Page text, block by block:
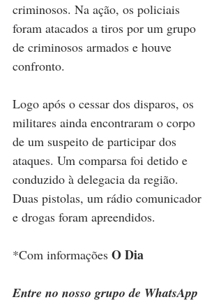
criminosos. Na ação, os policiais
foram atacados a tiros por um grupo
de criminosos armados e houve
confronto.
Logo após o cessar dos disparos, os
militares ainda encontraram o corpo
de um suspeito de participar dos
ataques. Um comparsa foi detido e
conduzido à delegacia da região.
Duas pistolas, um rádio comunicador
e drogas foram apreendidos.
*Com informações O Dia
Entre no nosso grupo de WhatsApp